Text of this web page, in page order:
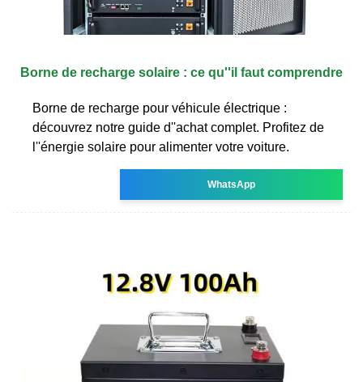
Borne de recharge solaire : ce qu''il faut comprendre
Borne de recharge pour véhicule électrique :
découvrez notre guide d''achat complet. Profitez de
l''énergie solaire pour alimenter votre voiture.
WhatsApp